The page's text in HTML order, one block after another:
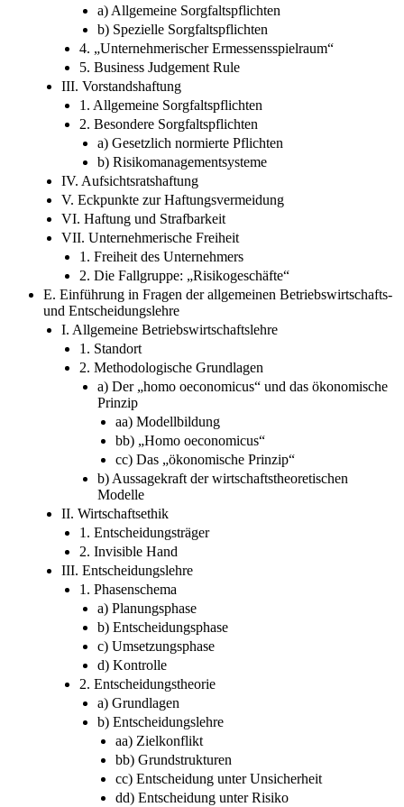
a) Allgemeine Sorgfaltspflichten
b) Spezielle Sorgfaltspflichten
4. „Unternehmerischer Ermessensspielraum“
5. Business Judgement Rule
III. Vorstandshaftung
1. Allgemeine Sorgfaltspflichten
2. Besondere Sorgfaltspflichten
a) Gesetzlich normierte Pflichten
b) Risikomanagementsysteme
IV. Aufsichtsratshaftung
V. Eckpunkte zur Haftungsvermeidung
VI. Haftung und Strafbarkeit
VII. Unternehmerische Freiheit
1. Freiheit des Unternehmers
2. Die Fallgruppe: „Risikogeschäfte“
E. Einführung in Fragen der allgemeinen Betriebswirtschafts-
und Entscheidungslehre
I. Allgemeine Betriebswirtschaftslehre
1. Standort
2. Methodologische Grundlagen
a) Der „homo oeconomicus“ und das ökonomische
Prinzip
aa) Modellbildung
bb) „Homo oeconomicus“
cc) Das „ökonomische Prinzip“
b) Aussagekraft der wirtschaftstheoretischen
Modelle
II. Wirtschaftsethik
1. Entscheidungsträger
2. Invisible Hand
III. Entscheidungslehre
1. Phasenschema
a) Planungsphase
b) Entscheidungsphase
c) Umsetzungsphase
d) Kontrolle
2. Entscheidungstheorie
a) Grundlagen
b) Entscheidungslehre
aa) Zielkonflikt
bb) Grundstrukturen
cc) Entscheidung unter Unsicherheit
dd) Entscheidung unter Risiko